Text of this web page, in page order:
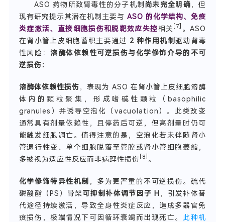
ASO 药物所致肾毒性的分子机制 尚未完全明确，但
现有研究提示其潜在机制主要与ASO 的化学结构、免疫
炎症激活、直接细胞损伤和脱靶效应失控相关 [7]
。ASO
在肾小管上皮细胞蓄积主要通过 2 种作用机制驱动肾毒
性风险： 溶酶体依赖性可逆损伤与化学修饰介导的不可
逆损伤：
溶酶体依赖性损伤，表现为 ASO 在肾小管上皮细胞溶酶
体内的颗粒聚集，形成嗜碱性颗粒（basophilic
granules）并诱导空泡化（vacuolation）。此类改变
通常具有剂量依赖性，且停药后可逆，但高剂量时仍可
能触发细胞凋亡。值得注意的是，空泡化若未伴随肾小
管退行性变、单个细胞脱落至管腔或肾小管细胞萎缩，
多被视为适应性反应而非病理性损伤
[8] 。
化学修饰特异性机制 ，多为更严重的不可逆损伤。硫代
磷酸酯（PS）骨架可抑制补体调节因子 H ，引发补体替
代途径持续激活，导致全身性炎症反应，造成多器官免
疫损伤，极端情况下可因循环衰竭而出现死亡。
此种机